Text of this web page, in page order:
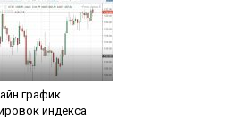
график
индекса